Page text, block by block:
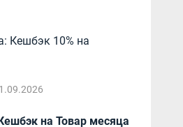
на Товар месяца